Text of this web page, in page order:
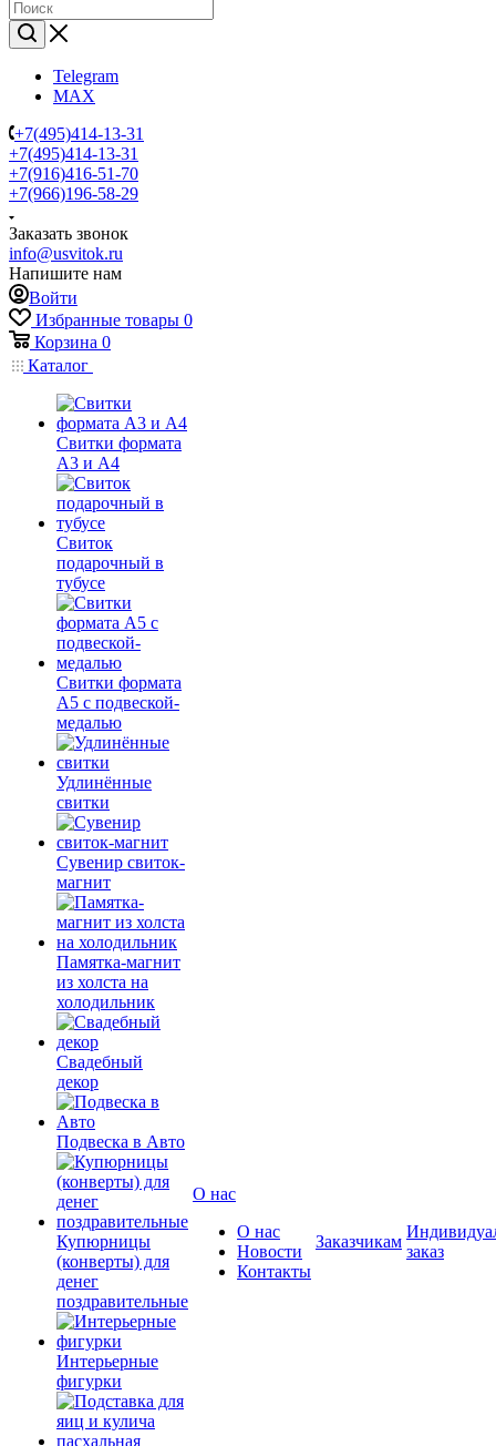
Telegram
MAX
+7(495)414-13-31
+7(495)414-13-31
+7(916)416-51-70
+7(966)196-58-29
Заказать звонок
info@usvitok.ru
Напишите нам
Войти
Избранные товары 0
Корзина 0
Каталог
Свитки формата
А3 и А4
Свиток
подарочный в
тубусе
Свитки формата
А5 с подвеской-
медалью
Удлинённые
свитки
Сувенир свиток-
магнит
Памятка-магнит
из холста на
холодильник
Свадебный
декор
Подвеска в Авто
Купюрницы
(конверты) для
денег
поздравительные
Интерьерные
фигурки
О нас
О нас
Новости
Контакты
Заказчикам
заказ